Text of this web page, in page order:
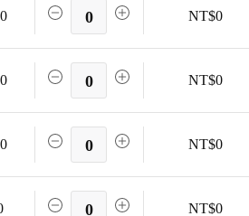
0 NT$0
0 NT$0
0 NT$0
0 NT$0